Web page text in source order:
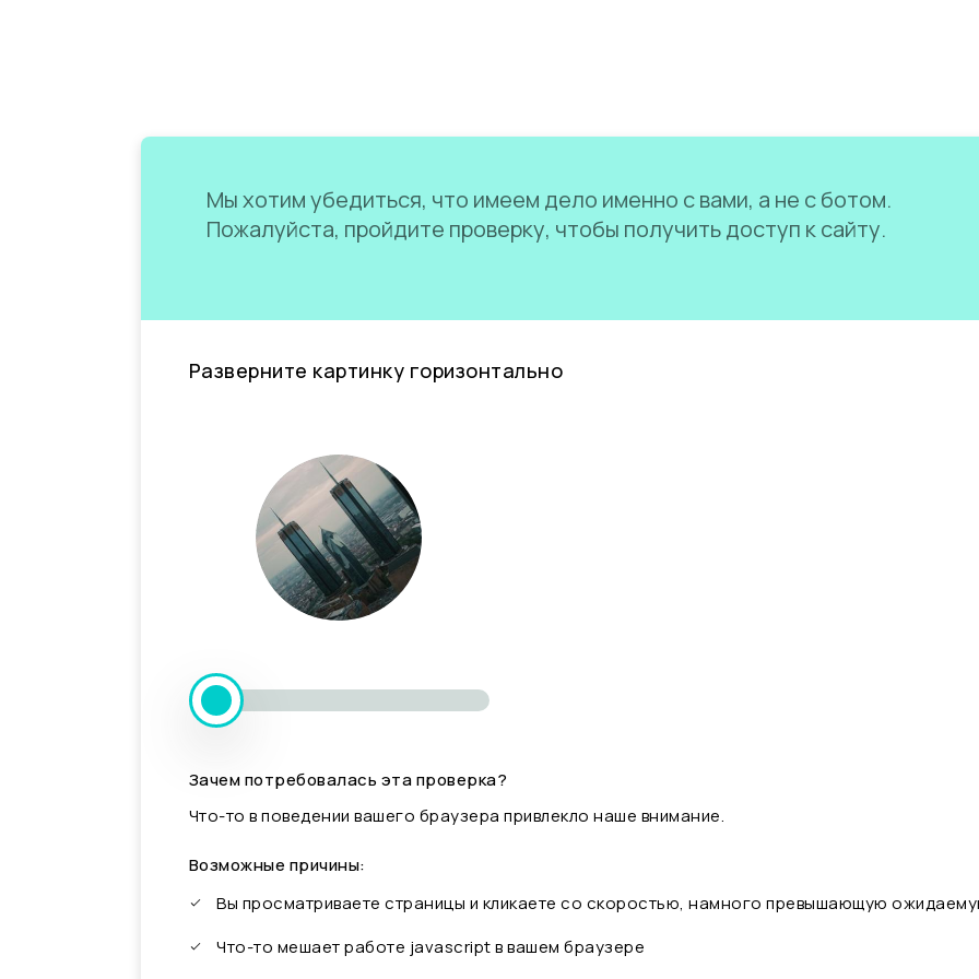
Мы хотим убедиться, что имеем дело именно с вами, а не с ботом.
Пожалуйста, пройдите проверку, чтобы получить доступ к сайту.
Разверните картинку горизонтально
Зачем потребовалась эта проверка?
Что-то в поведении вашего браузера привлекло наше внимание.
Возможные причины:
Вы просматриваете страницы и кликаете со скоростью, намного превышающую
Что-то мешает работе javascript в вашем браузере